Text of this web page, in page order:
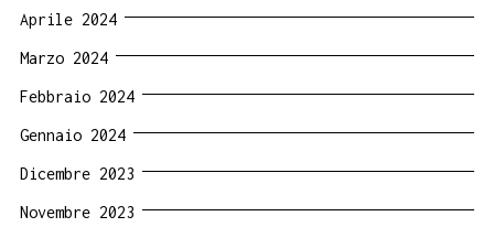
Aprile 2024
Marzo 2024
Febbraio 2024
Gennaio 2024
Dicembre 2023
Novembre 2023